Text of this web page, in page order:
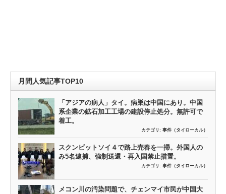
月間人気記事TOP10
「アジアの病人」タイ。病巣は中国にあり。中国
系企業の鉱石加工工場の建設停止処分。無許可で
着工。
カテゴリ: 事件（タイローカル）
スクンビットソイ４で路上売春を一掃。外国人の
み5名逮捕、強制送還・再入国禁止措置。
カテゴリ: 事件（タイローカル）
メコン川の汚染問題で、チェンマイ市民が中国大